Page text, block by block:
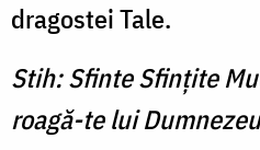
dragostei Tale.
Stih: Sfinte Sfinţite
roagă-te lui